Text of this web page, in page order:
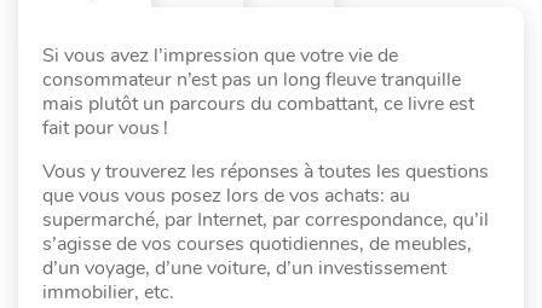
Si vous avez l’impression que votre vie de
consommateur n’est pas un long fleuve tranquille
mais plutôt un parcours du combattant, ce livre est
fait pour vous !
Vous y trouverez les réponses à toutes les questions
que vous vous posez lors de vos achats: au
supermarché, par Internet, par correspondance, qu’il
s’agisse de vos courses quotidiennes, de meubles,
d’un voyage, d’une voiture, d’un investissement
immobilier, etc.